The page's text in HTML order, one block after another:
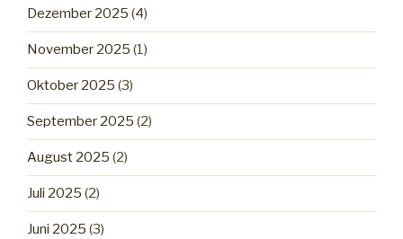
Dezember 2025 (4)
November 2025 (1)
Oktober 2025 (3)
September 2025 (2)
August 2025 (2)
Juli 2025 (2)
Juni 2025 (3)